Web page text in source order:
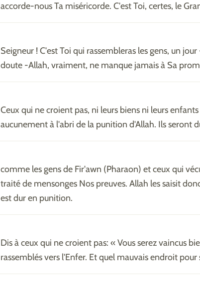
accorde-nous Ta miséricorde. C'est Toi, certes, le
Seigneur ! C'est Toi qui rassembleras les gens, un
doute -Allah, vraiment, ne manque jamais à Sa
Ceux qui ne croient pas, ni leurs biens ni leurs
aucunement à l'abri de la punition d'Allah. Ils seront
comme les gens de Fir'awn (Pharaon) et ceux qui
traité de mensonges Nos preuves. Allah les saisit
est dur en punition.
Dis à ceux qui ne croient pas: « Vous serez vaincus
rassemblés vers l'Enfer. Et quel mauvais endroit pour